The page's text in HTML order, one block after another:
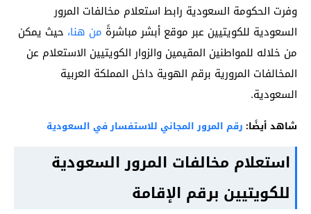
وفرت الحكومة السعودية رابط استعلام مخالفات المرور
السعودية للكويتيين عبر موقع أبشر مباشرةً من هنا، حيث يمكن
من خلاله للمواطنين المقيمين والزوار الكويتيين الاستعلام عن
المخالفات المرورية برقم الهوية داخل المملكة العربية
السعودية.
شاهد أيضًا: رقم المرور المجاني للاستفسار في السعودية
استعلام مخالفات المرور السعودية
للكويتيين برقم الإقامة